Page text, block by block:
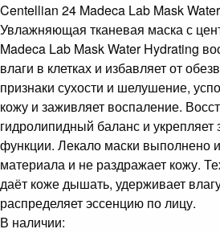
Centellian 24 Madeca Lab Mask
Увлажняющая тканевая маска с
Madeca Lab Mask Water Hydrating
влаги в клетках и избавляет от
признаки сухости и шелушение,
кожу и заживляет воспаление.
гидролипидный баланс и
функции. Лекало маски выполнено
материала и не раздражает кожу.
даёт коже дышать, удерживает
распределяет эссенцию по лицу.
В наличии: